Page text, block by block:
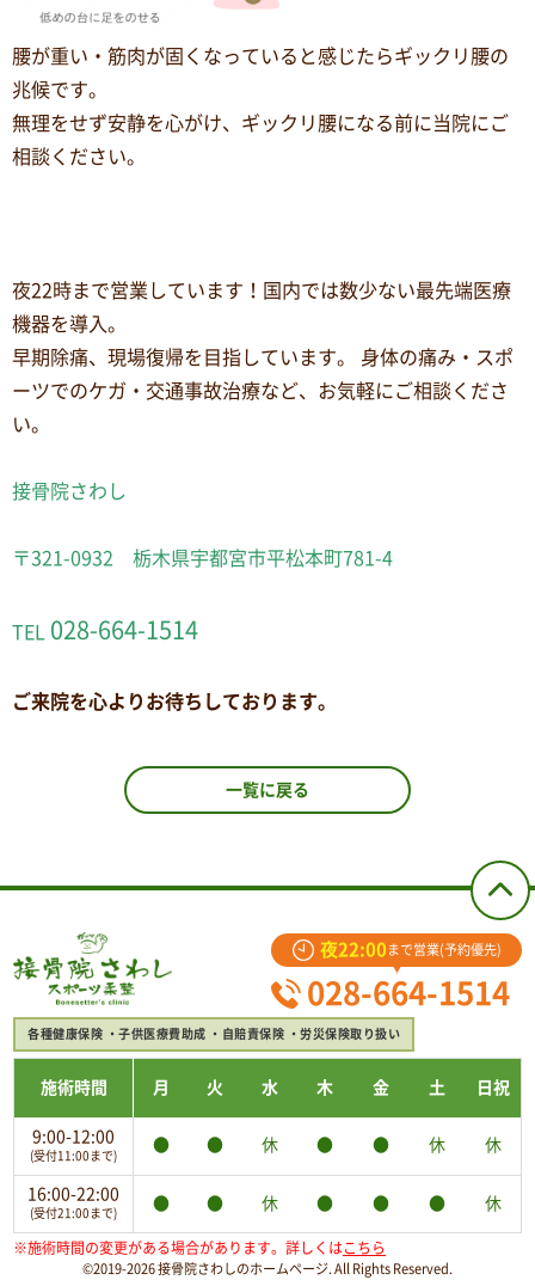
腰が重い・筋肉が固くなっていると感じたらギックリ腰の
兆候です。
無理をせず安静を心がけ、ギックリ腰になる前に当院にご
相談ください。
夜22時まで営業しています！国内では数少ない最先端医療
機器を導入。
早期除痛、現場復帰を目指しています。 身体の痛み・スポ
ーツでのケガ・交通事故治療など、お気軽にご相談くださ
い。
接骨院さわし
〒321-0932 栃木県宇都宮市平松本町781-4
TEL 028-664-1514
ご来院を心よりお待ちしております。
一覧に戻る
夜22:00 まで営業(予約優先)
028-664-1514
各種健康保険 子供医療費助成 自賠責保険 労災保険取り扱い
施術時間 月 火 水 木 金 土 日祝
9:00-12:00
(受付11:00まで)
● ● 休 ● ● 休 休
16:00-22:00
(受付21:00まで)
● ● 休 ● ● ● 休
※施術時間の変更がある場合があります。詳しくは こちら
©2019-2026 接骨院さわしのホームページ. All Rights Reserved.